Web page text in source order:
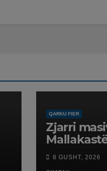
QARKU FIER
Zjarri
rrezikojnë
Policia
8 GUSHT, 2026